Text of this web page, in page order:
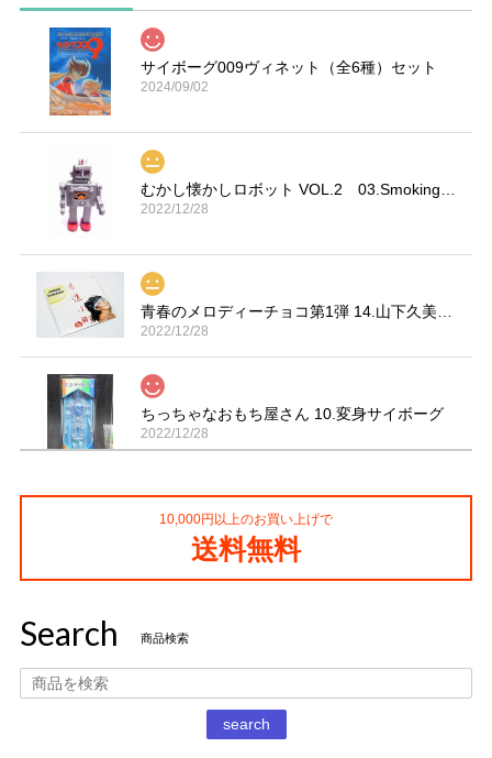
サイボーグ009ヴィネット（全6種）セット
2024/09/02
2022/12/28
2022/12/28
ちっちゃなおもち屋さん 10.変身サイボーグ
2022/12/28
2021/11/13
丁寧な梱包で本日受け取りました。 だるまストーブ探してた
のでとても嬉しいです 扇風機もブタの蚊取り線香も可愛いで
10,000円以上のお買い上げで
送料無料
Search 商品検索
search